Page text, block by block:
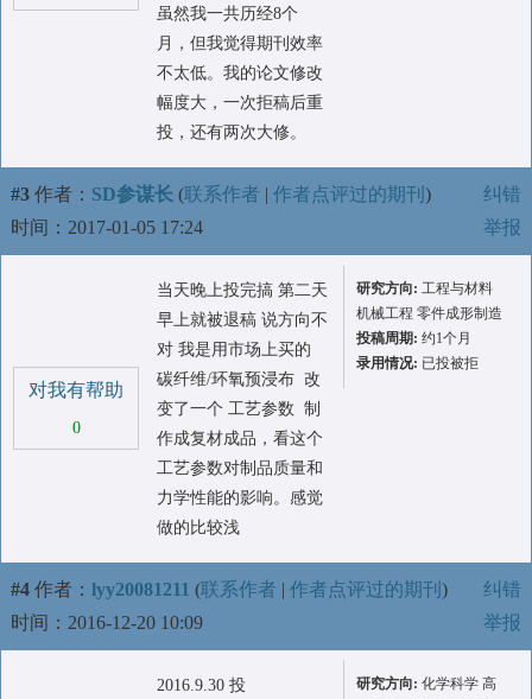
虽然我一共历经8个
月，但我觉得期刊效率
不太低。我的论文修改
幅度大，一次拒稿后重
投，还有两次大修。
#3 作者： SD参谋长 (联系作者 | 作者点评过的期刊 )
时间：2017-01-05 17:24
纠错
举报
对我有帮助
0
当天晚上投完搞 第二天
早上就被退稿 说方向不
对 我是用市场上买的
碳纤维/环氧预浸布 改
变了一个 工艺参数 制
作成复材成品，看这个
工艺参数对制品质量和
力学性能的影响。感觉
做的比较浅
研究方向: 工程与材料
机械工程 零件成形制造
投稿周期: 约1个月
录用情况: 已投被拒
#4 作者： lyy20081211 (联系作者 | 作者点评过的期刊 )
时间：2016-12-20 10:09
纠错
举报
2016.9.30 投
研究方向: 化学科学 高